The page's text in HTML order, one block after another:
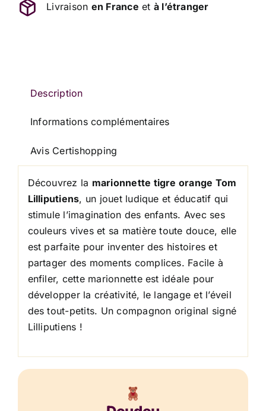
Orange
Livraison en France et à l’étranger
Description
Informations complémentaires
Avis Certishopping
Découvrez la marionnette tigre orange Tom
Lilliputiens, un jouet ludique et éducatif qui
stimule l’imagination des enfants. Avec ses
couleurs vives et sa matière toute douce, elle
est parfaite pour inventer des histoires et
partager des moments complices. Facile à
enfiler, cette marionnette est idéale pour
développer la créativité, le langage et l’éveil
des tout-petits. Un compagnon original signé
Lilliputiens !